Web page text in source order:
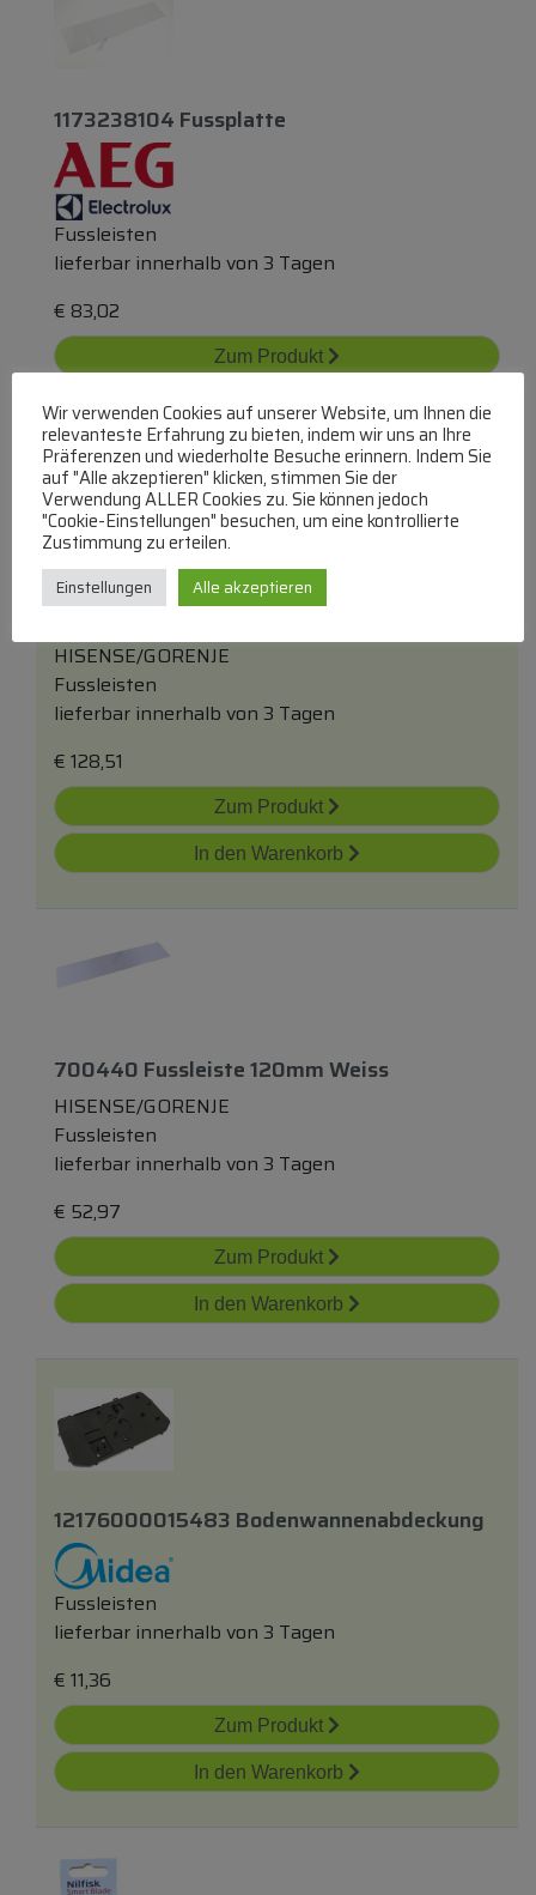
1173238104 Fussplatte
Fussleisten
lieferbar innerhalb von 3 Tagen
€ 83,02
Zum Produkt
In den Warenkorb
HISENSE/GORENJE
Fussleisten
lieferbar innerhalb von 3 Tagen
€ 128,51
Zum Produkt
In den Warenkorb
700440 Fussleiste 120mm Weiss
HISENSE/GORENJE
Fussleisten
lieferbar innerhalb von 3 Tagen
€ 52,97
Zum Produkt
In den Warenkorb
12176000015483 Bodenwannenabdeckung
Fussleisten
lieferbar innerhalb von 3 Tagen
€ 11,36
Zum Produkt
In den Warenkorb
Wir verwenden Cookies auf unserer Website, um Ihnen die
relevanteste Erfahrung zu bieten, indem wir uns an Ihre
Präferenzen und wiederholte Besuche erinnern. Indem Sie
auf "Alle akzeptieren" klicken, stimmen Sie der
Verwendung ALLER Cookies zu. Sie können jedoch
"Cookie-Einstellungen" besuchen, um eine kontrollierte
Zustimmung zu erteilen.
Einstellungen Alle akzeptieren